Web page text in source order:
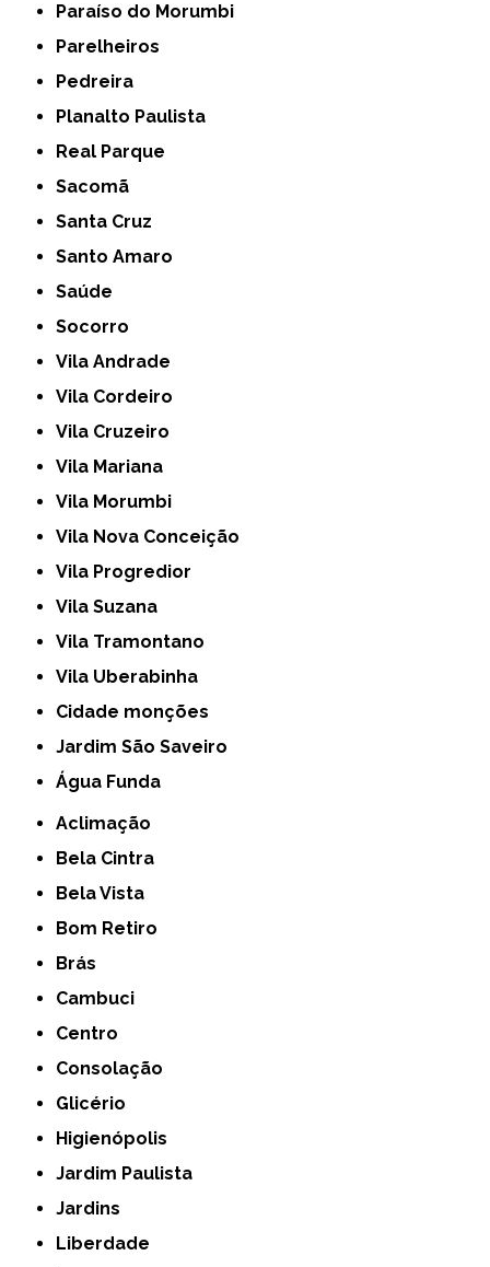
Paraíso do Morumbi
Parelheiros
Pedreira
Planalto Paulista
Real Parque
Sacomã
Santa Cruz
Santo Amaro
Saúde
Socorro
Vila Andrade
Vila Cordeiro
Vila Cruzeiro
Vila Mariana
Vila Morumbi
Vila Nova Conceição
Vila Progredior
Vila Suzana
Vila Tramontano
Vila Uberabinha
cidade monções
jardim São Saveiro
Água Funda
Aclimação
Bela Cintra
Bela Vista
Bom Retiro
Brás
Cambuci
Centro
Consolação
Glicério
Higienópolis
Jardim Paulista
Jardins
Liberdade